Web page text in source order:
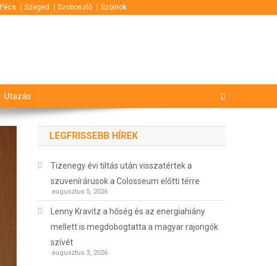
Pécs Szeged Szoboszló Szolnok
Utazás
LEGFRISSEBB HÍREK
Tizenegy évi tiltás után visszatértek a
szuvenírárusok a Colosseum előtti térre
augusztus 5, 2026
Lenny Kravitz a hőség és az energiahiány
mellett is megdobogtatta a magyar rajongók
szívét
augusztus 3, 2026